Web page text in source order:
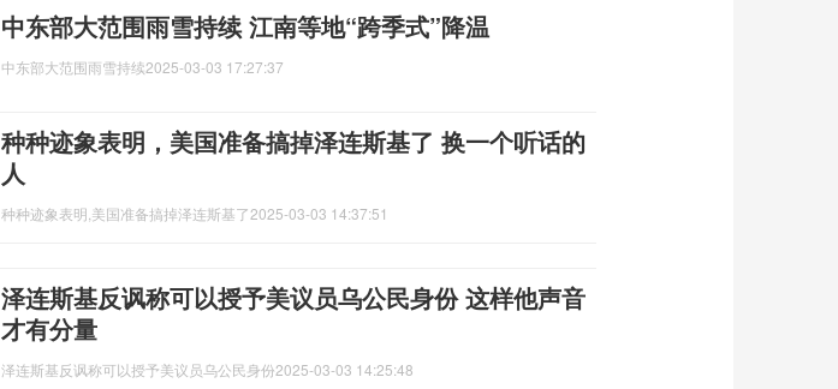
中东部大范围雨雪持续 江南等地“跨季式”降温
中东部大范围雨雪持续2025-03-03 17:27:37
种种迹象表明，美国准备搞掉泽连斯基了 换一个听话的
人
种种迹象表明,美国准备搞掉泽连斯基了2025-03-03 14:37:51
泽连斯基反讽称可以授予美议员乌公民身份 这样他声音
才有分量
泽连斯基反讽称可以授予美议员乌公民身份2025-03-03 14:25:48